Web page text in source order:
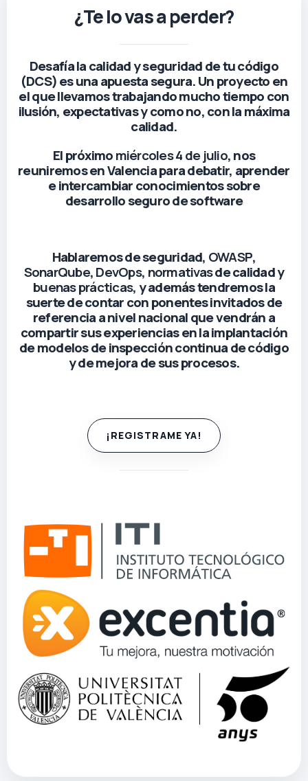
¿Te lo vas a perder?
Desafía la calidad y seguridad de tu código
(DCS) es una apuesta segura. Un proyecto en
el que llevamos trabajando mucho tiempo con
ilusión, expectativas y como no, con la máxima
calidad.
El próximomiércoles 4 de julio, nos
reuniremos en Valencia para debatir, aprender
e intercambiar conocimientos sobre
desarrollo seguro de software
Hablaremos de seguridad, OWASP,
SonarQube,DevOps, normativasde calidad y
buenas prácticas, y además tendremos la
suerte de contar con ponentes invitados de
referencia a nivel nacional que vendrán a
compartir sus experiencias en la implantación
de modelos de inspección continua de código
y de mejora de sus procesos.
¡REGISTRAME YA!